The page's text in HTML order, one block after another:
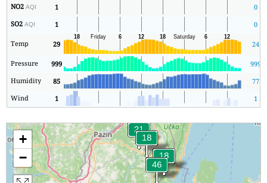
NO2AQI 1
0
SO2AQI 1 0
Temp 29 24
Pressure 999 999
Humidity
85
77
Wind
1 1
+
−